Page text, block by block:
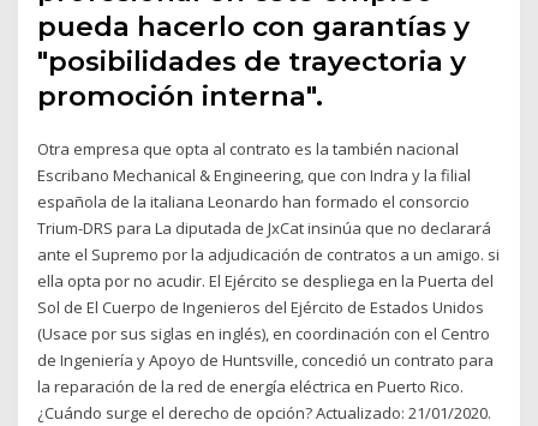
pueda hacerlo con garantías y
"posibilidades de trayectoria y
promoción interna".
Otra empresa que opta al contrato es la también nacional
Escribano Mechanical & Engineering, que con Indra y la filial
española de la italiana Leonardo han formado el consorcio
Trium-DRS para La diputada de JxCat insinúa que no declarará
ante el Supremo por la adjudicación de contratos a un amigo. si
ella opta por no acudir. El Ejército se despliega en la Puerta del
Sol de El Cuerpo de Ingenieros del Ejército de Estados Unidos
(Usace por sus siglas en inglés), en coordinación con el Centro
de Ingeniería y Apoyo de Huntsville, concedió un contrato para
la reparación de la red de energía eléctrica en Puerto Rico.
¿Cuándo surge el derecho de opción? Actualizado: 21/01/2020.